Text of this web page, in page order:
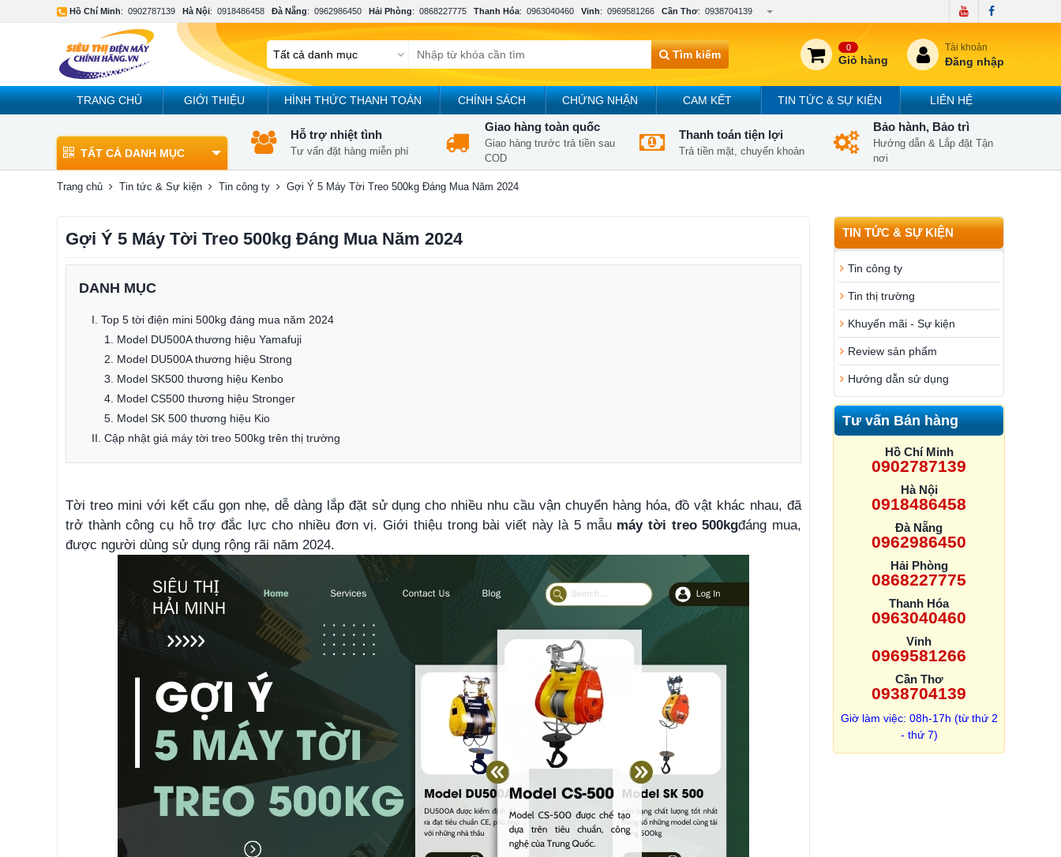
Hồ Chí Minh: 0902787139 Hà Nội: 0918486458 Đà Nẵng: 0962986450 Hải Phòng: 0868227775 Thanh Hóa: 0963040460 Vinh: 0969581266 Cần Thơ: 0938704139
Tìm kiếm
0
Giỏ hàng
Tài khoản
Đăng nhập
TRANG CHỦ GIỚI THIỆU HÌNH THỨC THANH TOÁN CHÍNH SÁCH CHỨNG NHẬN CAM KẾT TIN TỨC & SỰ KIỆN LIÊN HỆ
TẤT CẢ DANH MỤC
Hỗ trợ nhiệt tình
Tư vấn đặt hàng miễn phí
Giao hàng toàn quốc
Giao hàng trước trả tiền sau
COD
Thanh toán tiện lợi
Trả tiền mặt, chuyển khoản
Bảo hành, Bảo trì
Hướng dẫn & Lắp đặt Tận
nơi
Trang chủ Tin tức & Sự kiện Tin công ty Gợi Ý 5 Máy Tời Treo 500kg Đáng Mua Năm 2024
TIN TỨC & SỰ KIỆN
Tin công ty
Tin thị trường
Khuyến mãi - Sự kiện
Review sản phẩm
Hướng dẫn sử dụng
Tư vấn Bán hàng
Hồ Chí Minh
0902787139
Hà Nội
0918486458
Đà Nẵng
0962986450
Hải Phòng
0868227775
Thanh Hóa
0963040460
Vinh
0969581266
Cần Thơ
0938704139
Giờ làm việc: 08h-17h (từ thứ 2
- thứ 7)
Gợi Ý 5 Máy Tời Treo 500kg Đáng Mua Năm 2024
DANH MỤC
I. Top 5 tời điện mini 500kg đáng mua năm 2024
1. Model DU500A thương hiệu Yamafuji
2. Model DU500A thương hiệu Strong
3. Model SK500 thương hiệu Kenbo
4. Model CS500 thương hiệu Stronger
5. Model SK 500 thương hiệu Kio
II. Cập nhật giá máy tời treo 500kg trên thị trường
Tời treo mini với kết cấu gọn nhẹ, dễ dàng lắp đặt sử dụng cho nhiều nhu cầu vận chuyển hàng hóa, đồ vật khác nhau, đã
trở thành công cụ hỗ trợ đắc lực cho nhiều đơn vị. Giới thiệu trong bài viết này là 5 mẫu máy tời treo 500kgđáng mua,
được người dùng sử dụng rộng rãi năm 2024.